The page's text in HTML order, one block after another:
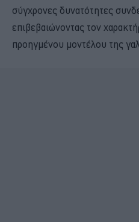
σύγχρονες δυνατότητες
επιβεβαιώνοντας τον
προηγμένου μοντέλου της